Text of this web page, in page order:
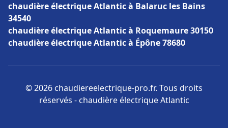
chaudière électrique Atlantic à Balaruc les Bains
34540
chaudière électrique Atlantic à Roquemaure 30150
chaudière électrique Atlantic à Épône 78680
© 2026 chaudiereelectrique-pro.fr. Tous droits
réservés - chaudière électrique Atlantic